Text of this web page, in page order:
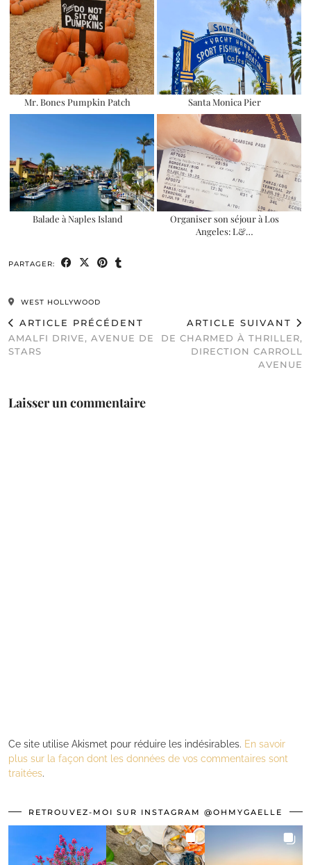
Mr. Bones Pumpkin Patch Santa Monica Pier
Balade à Naples Island
Organiser son séjour à Los
Angeles: L&…
PARTAGER:
WEST HOLLYWOOD
ARTICLE PRÉCÉDENT
AMALFI DRIVE, AVENUE DE
STARS
ARTICLE SUIVANT
DE CHARMED À THRILLER,
DIRECTION CARROLL
AVENUE
Laisser un commentaire
Ce site utilise Akismet pour réduire les indésirables. En savoir
plus sur la façon dont les données de vos commentaires sont
traitées.
RETROUVEZ-MOI SUR INSTAGRAM @OHMYGAELLE